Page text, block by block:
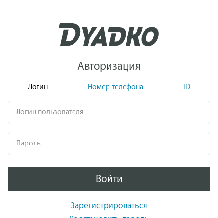
Авторизация
Логин Номер телефона ID
Логин пользователя
Пароль
Войти
Зарегистрироваться